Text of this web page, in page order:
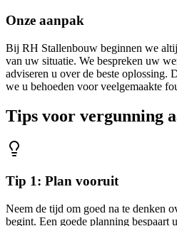
Onze aanpak
Bij RH Stallenbouw beginnen we
van uw situatie. We bespreken uw
adviseren u over de beste oplossing.
we u behoeden voor veelgemaakte
Tips voor vergunning
Tip 1: Plan vooruit
Neem de tijd om goed na te denken
begint. Een goede planning bespaart